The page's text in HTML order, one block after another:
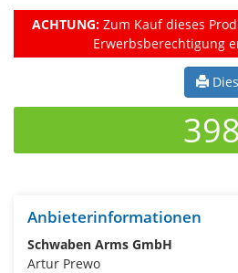
ACHTUNG:Zum Kauf dieses
Erwerbsberechtigung
Anbieterinformationen
Schwaben Arms GmbH
Artur Prewo